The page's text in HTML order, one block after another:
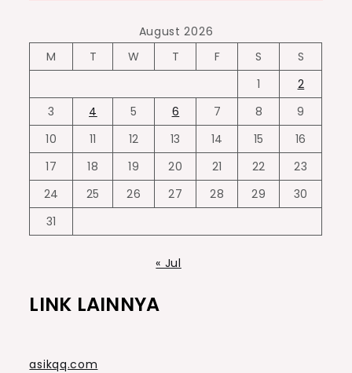
August 2026
M
T W T F S
S
1
2
3
4 5 6 7 8
9
10
11 12 13 14 15
16
17
18 19 20 21 22
23
24
25 26 27 28 29
30
31
« Jul
LINK LAINNYA
asikqq.com